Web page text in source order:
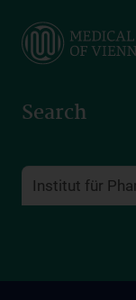
main
Search